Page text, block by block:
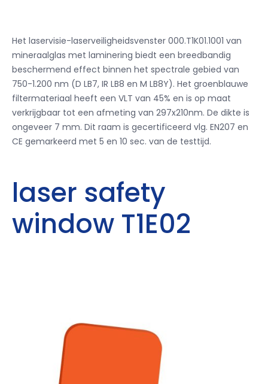
Het laservisie-laserveiligheidsvenster 000.T1K01.1001 van
mineraalglas met laminering biedt een breedbandig
beschermend effect binnen het spectrale gebied van
750-1.200 nm (D LB7, IR LB8 en M LB8Y). Het groenblauwe
filtermateriaal heeft een VLT van 45% en is op maat
verkrijgbaar tot een afmeting van 297x210nm. De dikte is
ongeveer 7 mm. Dit raam is gecertificeerd vlg. EN207 en
CE gemarkeerd met 5 en 10 sec. van de testtijd.
laser safety
window T1E02